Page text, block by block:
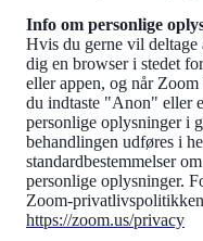
Info om personlige
Hvis du gerne vil
dig en browser i stedet
eller appen, og når
du indtaste "Anon" eller
personlige oplysninger i
behandlingen udføres i
standardbestemmelser
personlige oplysninger.
Zoom-
https://zoom.us/privacy